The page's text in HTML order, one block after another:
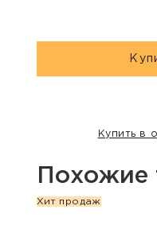
Купить в
Похожие
Хит продаж